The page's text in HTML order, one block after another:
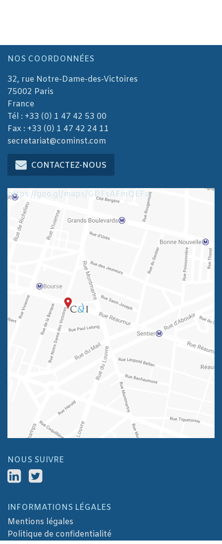
NOS COORDONNÉES
32, rue Notre-Dame-des-Victoires
75002 Paris
France
Tél : +33 (0) 1 47 42 53 00
Fax : +33 (0) 1 47 42 24 11
secretariat@cominst.com
CONTACTEZ-NOUS
https://goo.gl/maps/GDFsAFmQEFu
NOUS SUIVRE
INFORMATIONS LÉGALES
Mentions légales
Politique de confidentialité